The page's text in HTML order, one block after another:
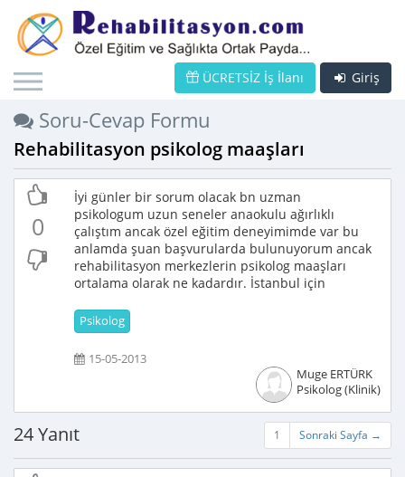
Giriş
ÜCRETSİZ İş İlanı
Soru-Cevap Formu
Rehabilitasyon psikolog maaşları
0
İyi günler bir sorum olacak bn uzman
psikologum uzun seneler anaokulu ağırlıklı
çalıştım ancak özel eğitim deneyimimde var bu
anlamda şuan başvurularda bulunuyorum ancak
rehabilitasyon merkezlerin psikolog maaşları
ortalama olarak ne kadardır. İstanbul için
Psikolog
15-05-2013
Muge ERTÜRK
Psikolog (Klinik)
1 Sonraki Sayfa →
24 Yanıt